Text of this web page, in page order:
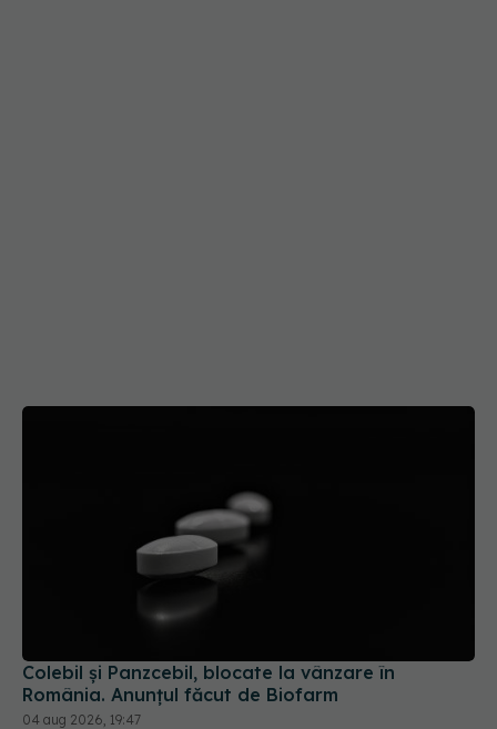
Colebil și Panzcebil, blocate la vânzare în
România. Anunțul făcut de Biofarm
04 aug 2026, 19:47